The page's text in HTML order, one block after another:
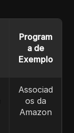
Program
a de
Exemplo
Associad
os da
Amazon